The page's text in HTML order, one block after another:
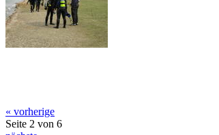
« vorherige
Seite 2 von 6